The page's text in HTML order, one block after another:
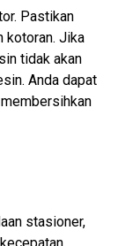
Pastikan
kotoran. Jika
tidak akan
Anda dapat
stasioner,